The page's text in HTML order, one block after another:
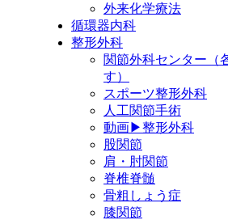
外来化学療法
循環器内科
整形外科
関節外科センター（
す）
スポーツ整形外科
人工関節手術
動画▶整形外科
股関節
肩・肘関節
脊椎脊髄
骨粗しょう症
膝関節